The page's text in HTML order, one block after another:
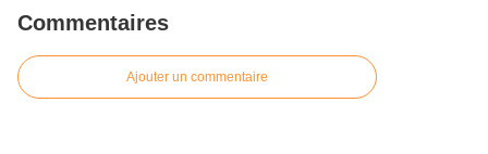
Commentaires
Ajouter un commentaire